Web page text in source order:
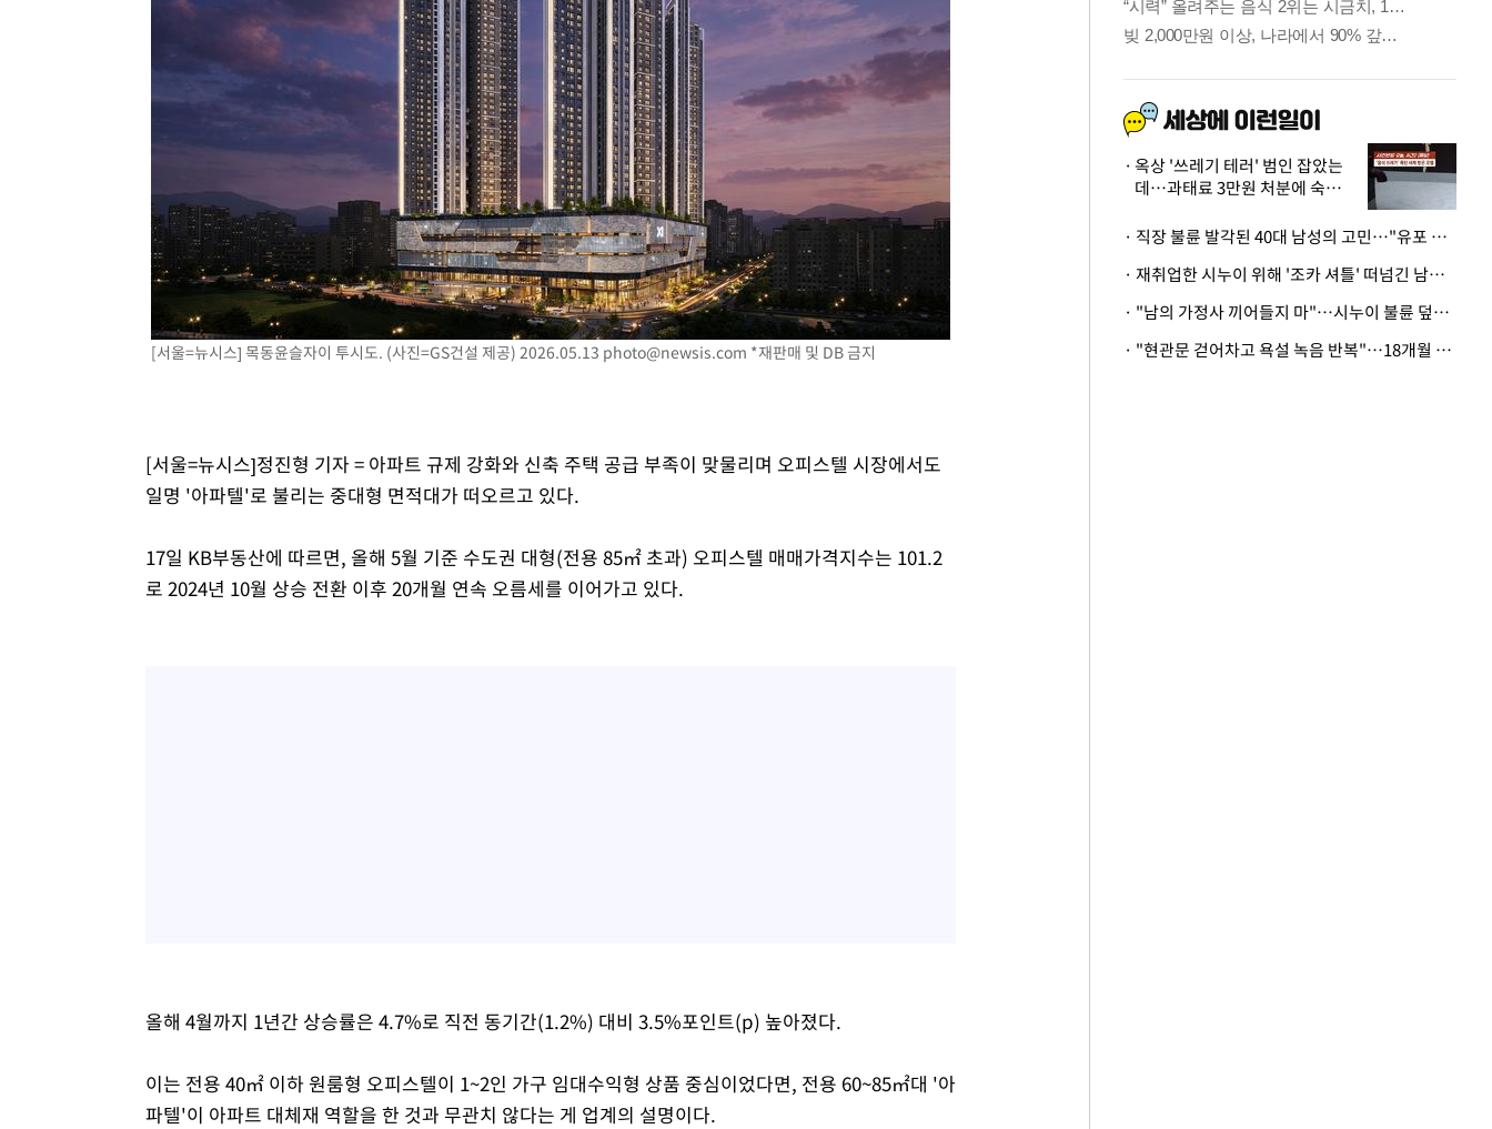
[속보]'채상병 순직 책임' 임성근, 항소심도 징역 3년
[속보]종합특검, '관저이전 봐주기 감사' 유병호 구속기소
민주 콩고 에볼라환자 4천명 돌파, 4053명 발생 1850명 사망
[속보]'300억원대 사기 혐의' 차가원 대표 구속 송치
"미 전국적 살모네라 식중독 원인은 멕시코산 할라피뇨"-- CDC
[속보]경찰·노동부, HL만도 평택사업장 끼임 사망 관련 압수수색
[속보]합수본, '투표율 허위 입력' 중앙·서울·경기도 선관위 등 9곳
[속보]원·달러 환율, 오전 9시 1423.8원
[속보]삼성전자·SK하이닉스 동반 강보합…1%대 상승 출발
[속보]코스닥, 5.95포인트(0.74%) 상승한 807.62개장
[속보]코스피, 6300선 재탈환…1.09% 오른 6365.07 개장
시리아 다마스쿠스 교외에서 미니버스 폭발.. 14명 부상, 3명은 중태
[서울=뉴시스] 목동윤슬자이 투시도. (사진=GS건설 제공) 2026.05.13 photo@newsis.com *재판매 및 DB 금지
[서울=뉴시스]정진형 기자 = 아파트 규제 강화와 신축 주택 공급 부족이 맞물리며 오피스텔 시장에서도
일명 '아파텔'로 불리는 중대형 면적대가 떠오르고 있다.
17일 KB부동산에 따르면, 올해 5월 기준 수도권 대형(전용 85㎡ 초과) 오피스텔 매매가격지수는 101.2
로 2024년 10월 상승 전환 이후 20개월 연속 오름세를 이어가고 있다.
올해 4월까지 1년간 상승률은 4.7%로 직전 동기간(1.2%) 대비 3.5%포인트(p) 높아졌다.
이는 전용 40㎡ 이하 원룸형 오피스텔이 1~2인 가구 임대수익형 상품 중심이었다면, 전용 60~85㎡대 '아
파텔'이 아파트 대체재 역할을 한 것과 무관치 않다는 게 업계의 설명이다.
옥상 '쓰레기 테러' 범인 잡았는
데…과태료 3만원 처분에 숙박업
· 직장 불륜 발각된 40대 남성의 고민…"유포 동료 명예훼손·협박죄 고소 가능할까"
· 재취업한 시누이 위해 '조카 셔틀' 떠넘긴 남편…아내 "난 못한다"
· "남의 가정사 끼어들지 마"…시누이 불륜 덮으려는 남편에 억울한 아내
· "현관문 걷어차고 욕설 녹음 반복"…18개월 아기 키우는 집 뒤흔든 '앞집의 비극'